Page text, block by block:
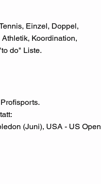
Einzel, Doppel,
Koordination,
do" Liste.
(Juni), USA - US Open